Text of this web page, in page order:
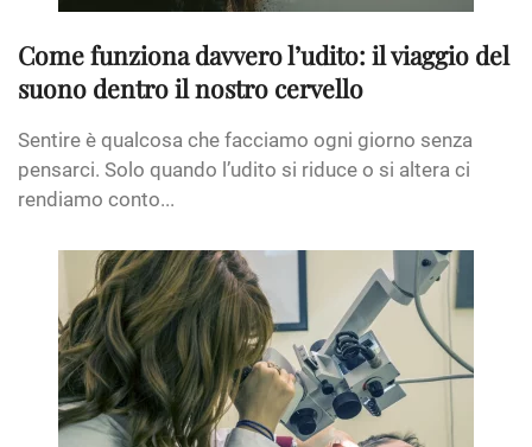
Come funziona davvero l’udito: il viaggio del
suono dentro il nostro cervello
Sentire è qualcosa che facciamo ogni giorno senza
pensarci. Solo quando l’udito si riduce o si altera ci
rendiamo conto...